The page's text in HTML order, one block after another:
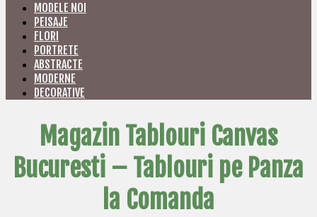
MODELE NOI
PEISAJE
FLORI
PORTRETE
ABSTRACTE
MODERNE
DECORATIVE
Magazin Tablouri Canvas
Bucuresti – Tablouri pe Panza
la Comanda